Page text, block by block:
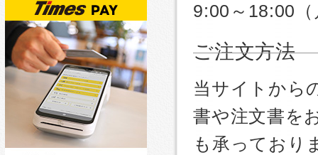
9:00～18:00
ご注文方法
当サイトから
書や注文書を
も承っており